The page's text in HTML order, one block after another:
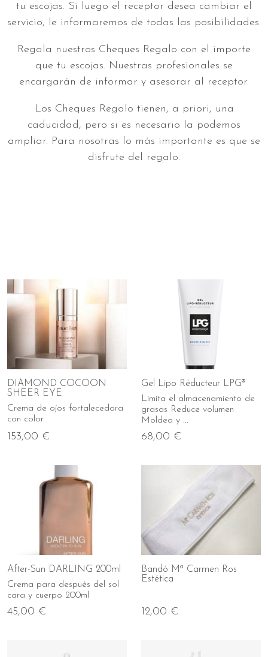
tu escojas. Si luego el receptor desea cambiar el
servicio, le informaremos de todas las posibilidades.
Regala nuestros Cheques Regalo con el importe
que tu escojas. Nuestras profesionales se
encargarán de informar y asesorar al receptor.
Los Cheques Regalo tienen, a priori, una
caducidad, pero si es necesario la podemos
ampliar. Para nosotras lo más importante es que se
disfrute del regalo.
DIAMOND COCOON
SHEER EYE
Crema de ojos fortalecedora
con color
153,00 €
Gel Lipo Réducteur LPG®
Limita el almacenamiento de
grasas Reduce volumen
Moldea y ...
68,00 €
After-Sun DARLING 200ml
Crema para después del sol
cara y cuerpo 200ml
45,00 €
Bandó Mª Carmen Ros
Estética
12,00 €